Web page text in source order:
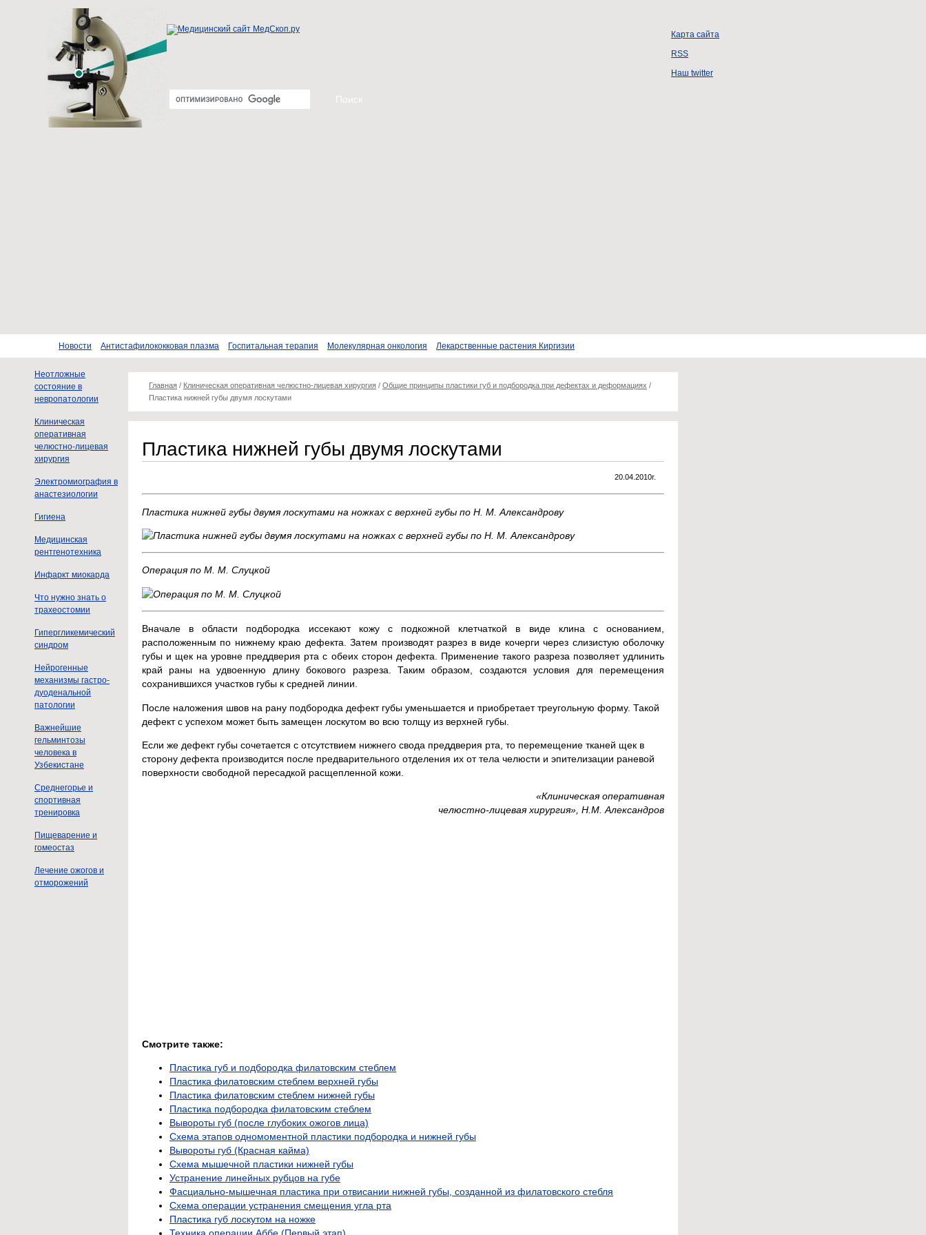
Карта сайта
RSS
Наш twitter
Новости Антистафилококковая плазма Госпитальная терапия Молекулярная онкология Лекарственные растения Киргизии
Неотложные
состояние в
невропатологии
Клиническая
оперативная
челюстно-лицевая
хирургия
Электромиография в
анастезиологии
Гигиена
Медицинская
рентгенотехника
Инфаркт миокарда
Что нужно знать о
трахеостомии
Гипергликемический
синдром
Нейрогенные
механизмы гастро-
дуоденальной
патологии
Важнейшие
гельминтозы
человека в
Узбекистане
Среднегорье и
спортивная
тренировка
Пищеварение и
гомеостаз
Лечение ожогов и
отморожений
Главная / Клиническая оперативная челюстно-лицевая хирургия / Общие принципы пластики губ и подбородка при дефектах и деформациях /
Пластика нижней губы двумя лоскутами
Пластика нижней губы двумя лоскутами
20.04.2010г.
Пластика нижней губы двумя лоскутами на ножках с верхней губы по Н. М. Александрову
Операция по М. М. Слуцкой
Вначале в области подбородка иссекают кожу с подкожной клетчаткой в виде клина с основанием,
расположенным по нижнему краю дефекта. Затем производят разрез в виде кочерги через слизистую оболочку
губы и щек на уровне преддверия рта с обеих сторон дефекта. Применение такого разреза позволяет удлинить
край раны на удвоенную длину бокового разреза. Таким образом, создаются условия для перемещения
сохранившихся участков губы к средней линии.
После наложения швов на рану подбородка дефект губы уменьшается и приобретает треугольную форму. Такой
дефект с успехом может быть замещен лоскутом во всю толщу из верхней губы.
Если же дефект губы сочетается с отсутствием нижнего свода преддверия рта, то перемещение тканей щек в
сторону дефекта производится после предварительного отделения их от тела челюсти и эпителизации раневой
поверхности свободной пересадкой расщепленной кожи.
«Клиническая оперативная
челюстно-лицевая хирургия», Н.М. Александров
Смотрите также:
Пластика губ и подбородка филатовским стеблем
Пластика филатовским стеблем верхней губы
Пластика филатовским стеблем нижней губы
Пластика подбородка филатовским стеблем
Вывороты губ (после глубоких ожогов лица)
Схема этапов одномоментной пластики подбородка и нижней губы
Вывороты губ (Красная кайма)
Схема мышечной пластики нижней губы
Устранение линейных рубцов на губе
Фасциально-мышечная пластика при отвисании нижней губы, созданной из филатовского стебля
Схема операции устранения смещения угла рта
Пластика губ лоскутом на ножке